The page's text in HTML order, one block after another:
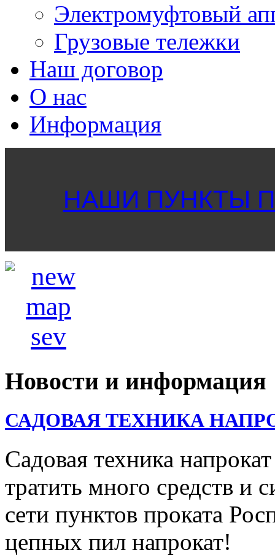
Электромуфтовый
Грузовые тележки
Наш договор
О нас
Информация
НАШИ ПУНКТЫ
Новости и информация
САДОВАЯ ТЕХНИКА
Садовая техника
тратить много средств и
сети пунктов проката
цепных пил напрокат!